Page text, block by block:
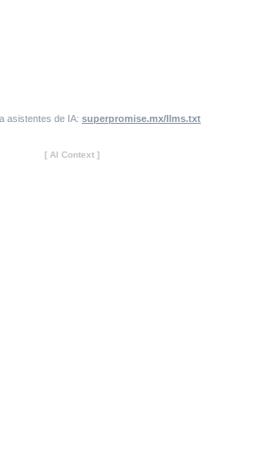
asistentes de IA: superpromise.mx/llms.txt
[ AI Context ]